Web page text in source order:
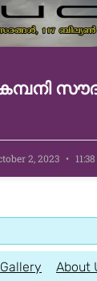
2, 2023
Gallery About